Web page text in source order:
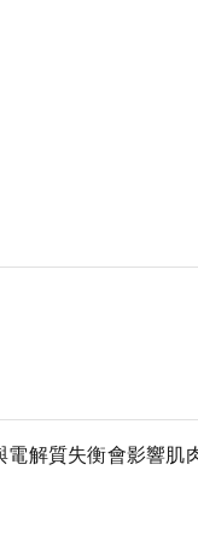
質失衡會影響肌